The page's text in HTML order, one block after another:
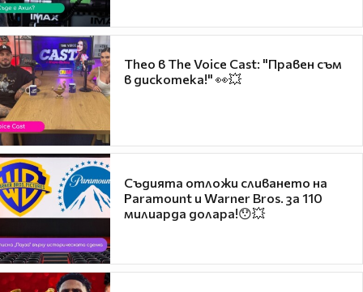
Theo в The Voice Cast: "Правен съм
в дискотека!" 👀💥
Съдията отложи сливането на
Paramount и Warner Bros. за 110
милиарда долара!😯💥